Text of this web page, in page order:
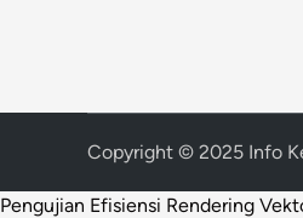
Copyright © 2025 Info
Pengujian Efisiensi Rendering